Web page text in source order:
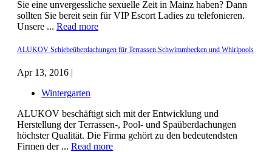
Sie eine unvergessliche sexuelle Zeit in Mainz haben? Dann
sollten Sie bereit sein für VIP Escort Ladies zu telefonieren.
Unsere ... Read more
ALUKOV Schiebeüberdachungen für Terrassen,Schwimmbecken und Whirlpools
Apr 13, 2016 |
Wintergarten
ALUKOV beschäftigt sich mit der Entwicklung und
Herstellung der Terrassen-, Pool- und Spaüberdachungen
höchster Qualität. Die Firma gehört zu den bedeutendsten
Firmen der ... Read more